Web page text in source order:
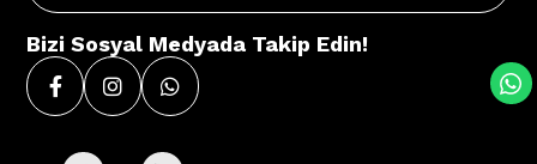
Bizi Sosyal Medyada Takip Edin!